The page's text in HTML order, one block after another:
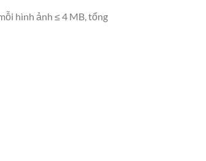
hình ảnh ≤ 4 MB, tổng